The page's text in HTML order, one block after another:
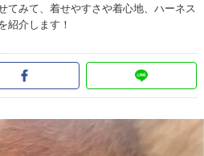
てみて、着せやすさや着心地、ハーネス
紹介します！